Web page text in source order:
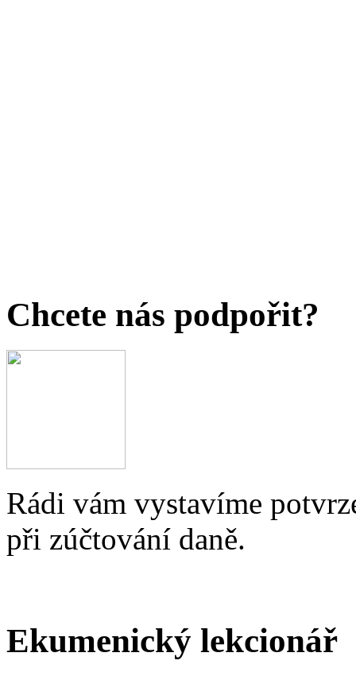
Chcete nás podpořit?
Rádi vám vystavíme
při zúčtování daně.
Ekumenický lekcionář